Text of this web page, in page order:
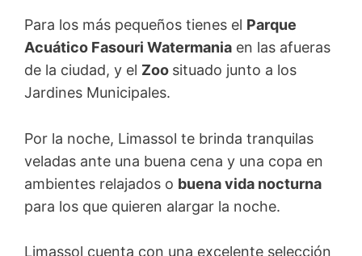
Para los más pequeños tienes el Parque
Acuático Fasouri Watermania en las afueras
de la ciudad, y el Zoo situado junto a los
Jardines Municipales.
Por la noche, Limassol te brinda tranquilas
veladas ante una buena cena y una copa en
ambientes relajados o buena vida nocturna
para los que quieren alargar la noche.
Limassol cuenta con una excelente selección